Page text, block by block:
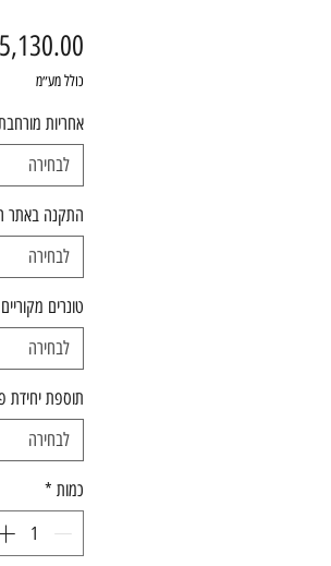
כולל מע״מ
אחריות מורחבת ל3 שנים באתר
לבחירה
התקנה באתר
לבחירה
טונרים מקוריים
לבחירה
תוספת יחידת
לבחירה
כמות *